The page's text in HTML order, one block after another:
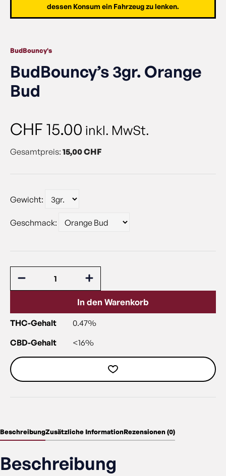
dessen Konsum ein Fahrzeug zu lenken.
BudBouncy's
BudBouncy’s 3gr. Orange
Bud
CHF 15.00 inkl. MwSt.
Gesamtpreis: 15,00 CHF
Gewicht:
Geschmack:
In den Warenkorb
THC-Gehalt
0.47%
CBD-Gehalt
<16%
BeschreibungZusätzliche InformationRezensionen (0)
Beschreibung